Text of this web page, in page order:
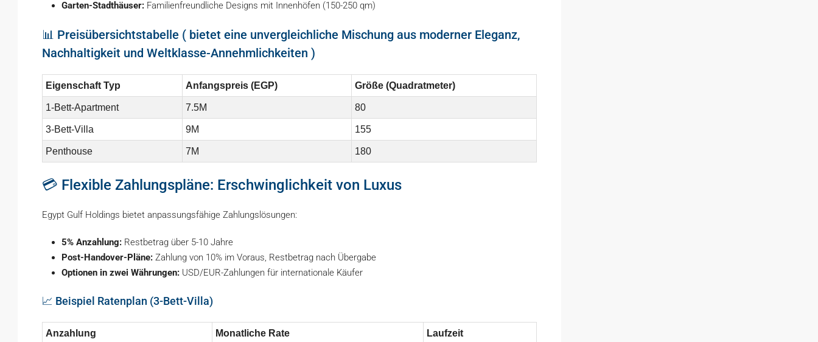
Garten-Stadthäuser: Familienfreundliche Designs mit Innenhöfen (150-250 qm)
📊 Preisübersichtstabelle ( bietet eine unvergleichliche Mischung aus moderner Eleganz,
Nachhaltigkeit und Weltklasse-Annehmlichkeiten )
Eigenschaft Typ Anfangspreis (EGP) Größe (Quadratmeter)
1-Bett-Apartment 7.5M 80
3-Bett-Villa 9M 155
Penthouse 7M 180
💳 Flexible Zahlungspläne: Erschwinglichkeit von Luxus
Egypt Gulf Holdings bietet anpassungsfähige Zahlungslösungen:
5% Anzahlung: Restbetrag über 5-10 Jahre
Post-Handover-Pläne: Zahlung von 10% im Voraus, Restbetrag nach Übergabe
Optionen in zwei Währungen: USD/EUR-Zahlungen für internationale Käufer
📈 Beispiel Ratenplan (3-Bett-Villa)
Anzahlung Monatliche Rate Laufzeit